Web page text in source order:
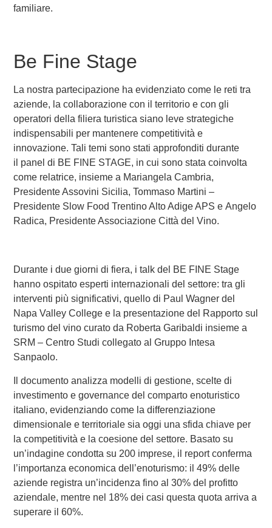
familiare.
Be Fine Stage
La nostra partecipazione ha evidenziato come le reti tra
aziende, la collaborazione con il territorio e con gli
operatori della filiera turistica siano leve strategiche
indispensabili per mantenere competitività e
innovazione. Tali temi sono stati approfonditi durante
il panel di BE FINE STAGE, in cui sono stata coinvolta
come relatrice, insieme a Mariangela Cambria,
Presidente Assovini Sicilia, Tommaso Martini –
Presidente Slow Food Trentino Alto Adige APS eAngelo
Radica, Presidente Associazione Città del Vino.
Durante i due giorni di fiera, i talk del BE FINE Stage
hanno ospitato esperti internazionali del settore: tra gli
interventi più significativi, quello di Paul Wagner del
Napa Valley College e la presentazione del Rapporto sul
turismo del vino curato da Roberta Garibaldi insieme a
SRM – Centro Studi collegato al Gruppo Intesa
Sanpaolo.
Il documento analizza modelli di gestione, scelte di
investimento e governance del comparto enoturistico
italiano, evidenziando come la differenziazione
dimensionale e territoriale sia oggi una sfida chiave per
la competitività e la coesione del settore. Basato su
un’indagine condotta su 200 imprese, il report conferma
l’importanza economica dell’enoturismo: il 49% delle
aziende registra un’incidenza fino al 30% del profitto
aziendale, mentre nel 18% dei casi questa quota arriva a
superare il 60%.